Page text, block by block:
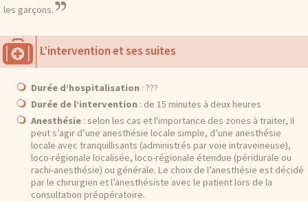
les garçons.
L’intervention et ses suites
Durée d’hospitalisation : ???
Durée de l’intervention : de 15 minutes à deux heures
Anesthésie : selon les cas et l'importance des zones à traiter, il
peut s’agir d’une anesthésie locale simple, d’une anesthésie
locale avec tranquillisants (administrés par voie intraveineuse),
loco-régionale localisée, loco-régionale étendue (péridurale ou
rachi-anesthésie) ou générale. Le choix de l’anesthésie est décidé
par le chirurgien et l’anesthésiste avec le patient lors de la
consultation préopératoire.